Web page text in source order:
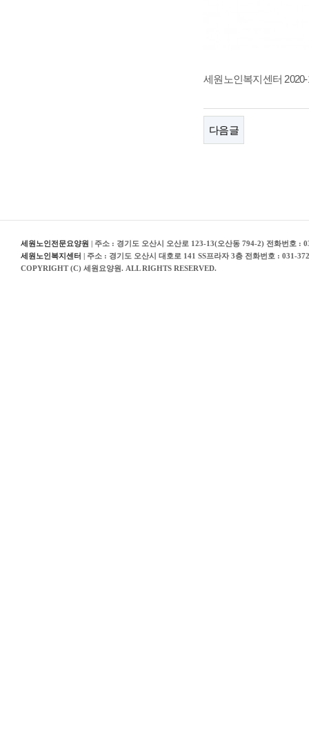
세원노인복지센터
다음글
세원노인전문요양원 | 주소 : 경기도 오산시 오산로 123-13(오산동 794-2) 전화번호 :
세원노인복지센터 | 주소 : 경기도 오산시 대호로 141 SS프라자 3층 전화번호 : 031-
COPYRIGHT (C) 세원요양원. ALL RIGHTS RESERVED.